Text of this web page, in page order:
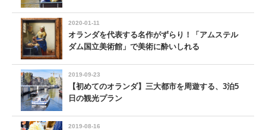
2020-01-11
オランダを代表する名作がずらり！「アムステル
ダム国立美術館」で美術に酔いしれる
2019-09-23
【初めてのオランダ】三大都市を周遊する、3泊5
日の観光プラン
2019-08-16